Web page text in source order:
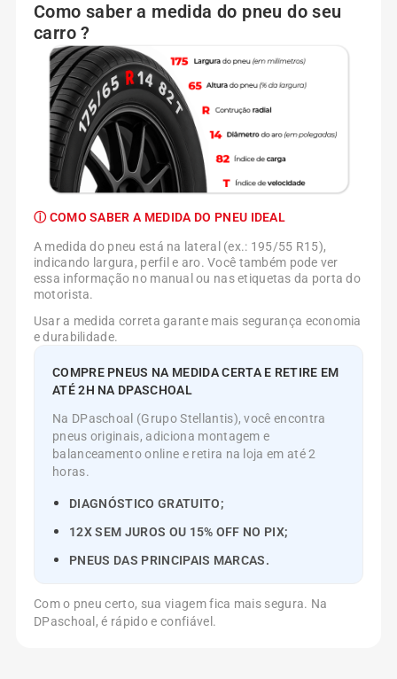
Como saber a medida do pneu do seu
carro ?
ⓘ COMO SABER A MEDIDA DO PNEU IDEAL
A medida do pneu está na lateral (ex.: 195/55 R15),
indicando largura, perfil e aro. Você também pode ver
essa informação no manual ou nas etiquetas da porta do
motorista.
Usar a medida correta garante mais segurança economia
e durabilidade.
COMPRE PNEUS NA MEDIDA CERTA E RETIRE EM
ATÉ 2H NA DPASCHOAL
Na DPaschoal (Grupo Stellantis), você encontra
pneus originais, adiciona montagem e
balanceamento online e retira na loja em até 2
horas.
DIAGNÓSTICO GRATUITO;
12X SEM JUROS OU 15% OFF NO PIX;
PNEUS DAS PRINCIPAIS MARCAS.
Com o pneu certo, sua viagem fica mais segura. Na
DPaschoal, é rápido e confiável.